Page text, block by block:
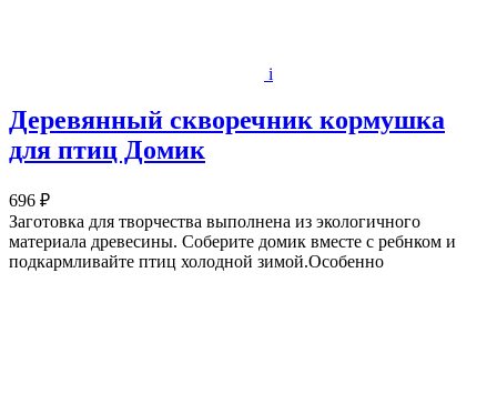
i
Деревянный скворечник кормушка
для птиц Домик
696 ₽
Заготовка для творчества выполнена из экологичного
материала древесины. Соберите домик вместе с ребнком и
подкармливайте птиц холодной зимой.Особенно